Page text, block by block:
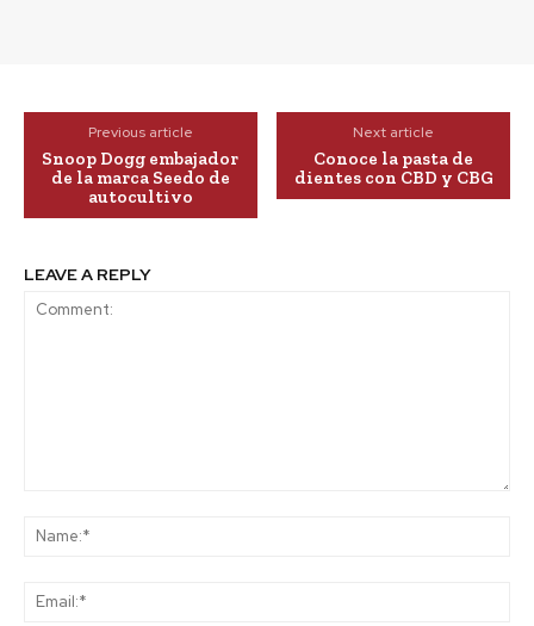
Previous article
Snoop Dogg embajador
de la marca Seedo de
autocultivo
Next article
Conoce la pasta de
dientes con CBD y CBG
LEAVE A REPLY